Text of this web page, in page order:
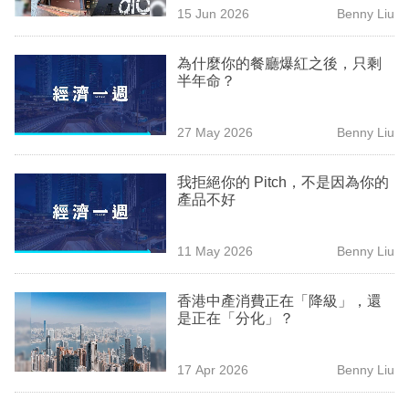
專
15 Jun 2026 Benny Liu
為什麼你的餐廳爆紅之後，只剩
半年命？
27 May 2026 Benny Liu
我拒絕你的 Pitch，不是因為你的
產品不好
11 May 2026 Benny Liu
香港中產消費正在「降級」，還
是正在「分化」？
17 Apr 2026 Benny Liu